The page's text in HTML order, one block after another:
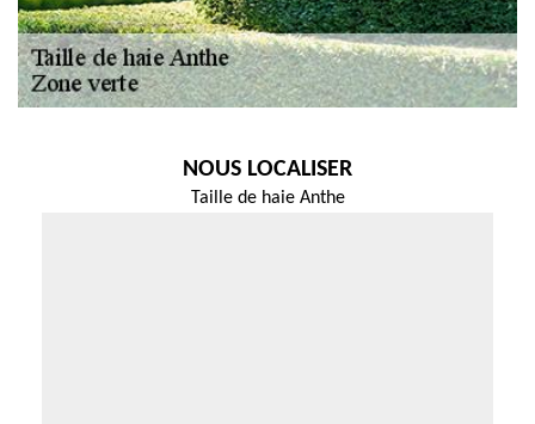
NOUS LOCALISER
Taille de haie Anthe